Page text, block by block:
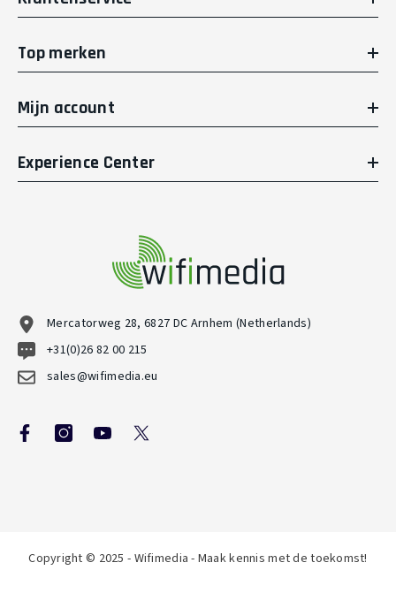
Top merken
Mijn account
Experience Center
Mercatorweg 28, 6827 DC Arnhem (Netherlands)
+31(0)26 82 00 215
sales@wifimedia.eu
Copyright © 2025 - Wifimedia - Maak kennis met de toekomst!